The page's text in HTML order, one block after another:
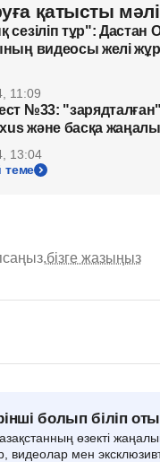
қатысты
тұр": Дастан
видеосы желі
11:09
№33:
және басқа
13:04
теме
бізге жазыңыз
болып біліп
өзекті
видеолар мен